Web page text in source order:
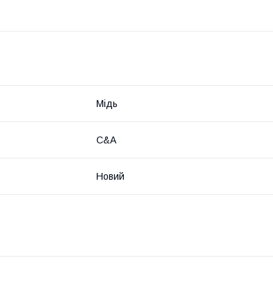
Мідь
C&A
Новий